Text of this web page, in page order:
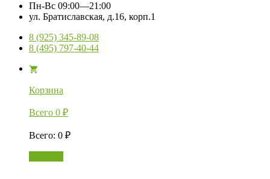
Пн-Вс 09:00—21:00
ул. Братиславская, д.16, корп.1
8 (925) 345-89-08
8 (495) 797-40-44
Корзина
Всего 0 ₽
Всего: 0 ₽